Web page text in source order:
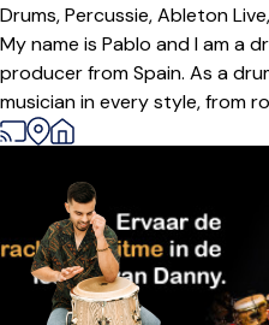
Drums,Percussie,Ableton Live,
My name is Pablo and I am a
producer from Spain. As a
musician in every style, from